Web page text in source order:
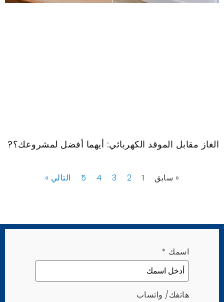
الغاز مقابل الموقد الكهربائي: أيهما أفضل لمشروعك؟?
« سابق 1
2
3
4
5 التالي »
اسمك *
هاتفك/ واتساب